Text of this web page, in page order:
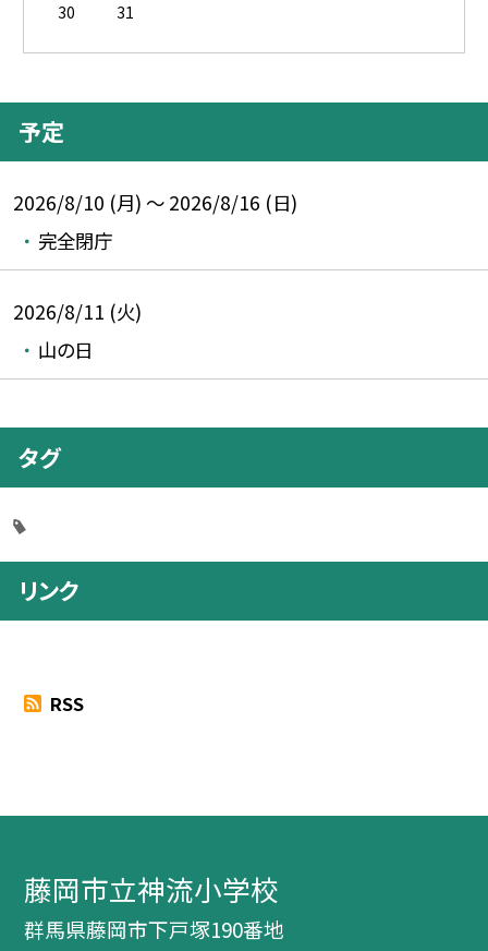
30
31
予定
2026/8/10 (月) ～ 2026/8/16 (日)
完全閉庁
2026/8/11 (火)
山の日
タグ
リンク
RSS
藤岡市立神流小学校
群馬県藤岡市下戸塚190番地